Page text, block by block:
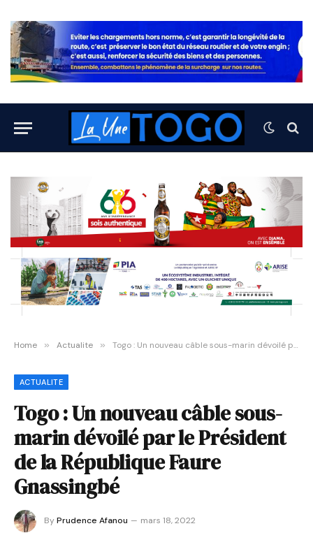
Home » Actualite » Togo : Un nouveau câble sous-marin dévoilé par le Président de la République Faure Gnassingbé
ACTUALITE
Togo : Un nouveau câble sous-
marin dévoilé par le Président
de la République Faure
Gnassingbé
ByPrudence Afanou
mars 18, 2022